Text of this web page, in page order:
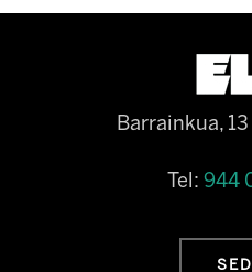
Barrainkua,
Tel: 944